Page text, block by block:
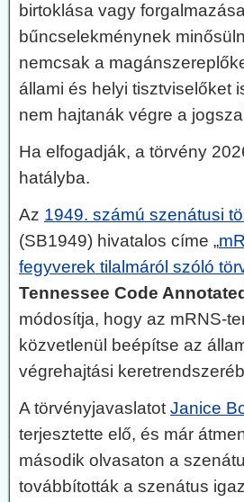
birtoklása vagy
bűncselekménynek
nemcsak a
állami és helyi tisztviselőket
nem hajtanák végre a
Ha elfogadják, a törvény
hatályba.
Az 1949. számú szenátusi
(SB1949) hivatalos címe „
fegyverek tilalmáról szóló
Tennessee Code Annotated
módosítja, hogy az mRNS-
közvetlenül beépítse az
végrehajtási
A törvényjavaslatot Janice
terjesztette elő, és már
második olvasaton a
továbbították a szenátus